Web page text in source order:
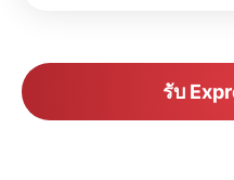
รับ